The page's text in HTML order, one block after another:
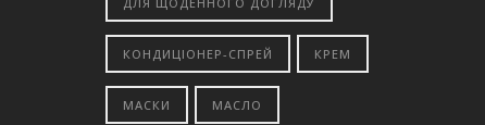
КОНДИЦІОНЕР-СПРЕЙ КРЕМ
МАСКИ МАСЛО